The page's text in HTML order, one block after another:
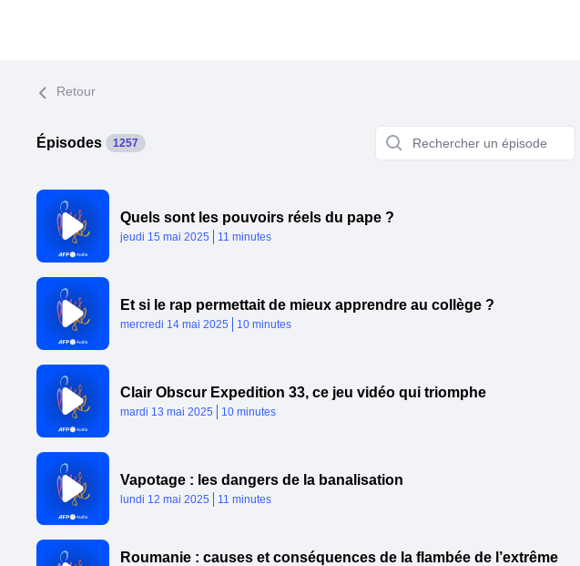
Retour
Épisodes 1257
Quels sont les pouvoirs réels du pape ?
Published At
jeudi 15 mai 2025 Time
11 minutes
Et si le rap permettait de mieux apprendre au collège ?
Published At
mercredi 14 mai 2025 Time
10 minutes
Clair Obscur Expedition 33, ce jeu vidéo qui triomphe
Published At
mardi 13 mai 2025 Time
10 minutes
Vapotage : les dangers de la banalisation
Published At
lundi 12 mai 2025 Time
11 minutes
Roumanie : causes et conséquences de la flambée de l’extrême